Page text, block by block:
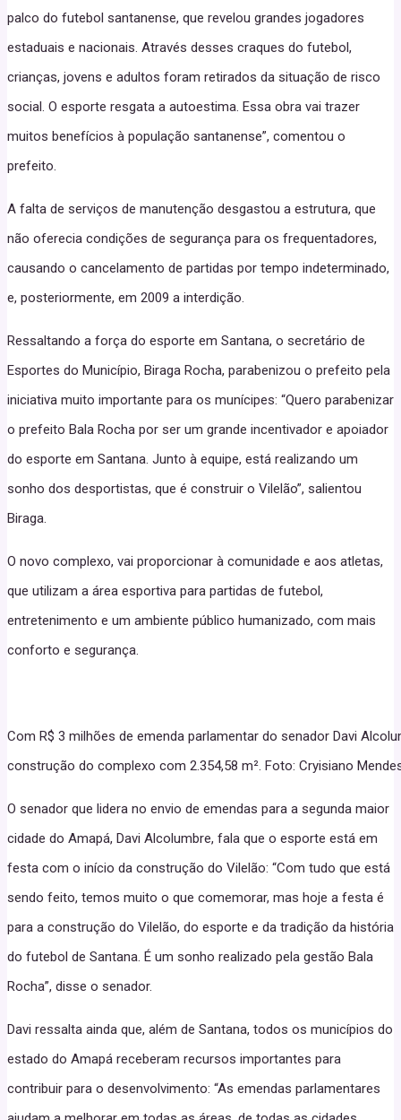
palco do futebol santanense, que revelou grandes jogadores
estaduais e nacionais. Através desses craques do futebol,
crianças, jovens e adultos foram retirados da situação de risco
social. O esporte resgata a autoestima. Essa obra vai trazer
muitos benefícios à população santanense”, comentou o
prefeito.
A falta de serviços de manutenção desgastou a estrutura, que
não oferecia condições de segurança para os frequentadores,
causando o cancelamento de partidas por tempo indeterminado,
e, posteriormente, em 2009 a interdição.
Ressaltando a força do esporte em Santana, o secretário de
Esportes do Município, Biraga Rocha, parabenizou o prefeito pela
iniciativa muito importante para os munícipes: “Quero parabenizar
o prefeito Bala Rocha por ser um grande incentivador e apoiador
do esporte em Santana. Junto à equipe, está realizando um
sonho dos desportistas, que é construir o Vilelão”, salientou
Biraga.
O novo complexo, vai proporcionar à comunidade e aos atletas,
que utilizam a área esportiva para partidas de futebol,
entretenimento e um ambiente público humanizado, com mais
conforto e segurança.
Com R$ 3 milhões de emenda parlamentar do senador Davi
construção do complexo com 2.354,58 m². Foto: Cryisiano
O senador que lidera no envio de emendas para a segunda maior
cidade do Amapá, Davi Alcolumbre, fala que o esporte está em
festa com o início da construção do Vilelão: “Com tudo que está
sendo feito, temos muito o que comemorar, mas hoje a festa é
para a construção do Vilelão, do esporte e da tradição da história
do futebol de Santana. É um sonho realizado pela gestão Bala
Rocha”, disse o senador.
Davi ressalta ainda que, além de Santana, todos os municípios do
estado do Amapá receberam recursos importantes para
contribuir para o desenvolvimento: “As emendas parlamentares